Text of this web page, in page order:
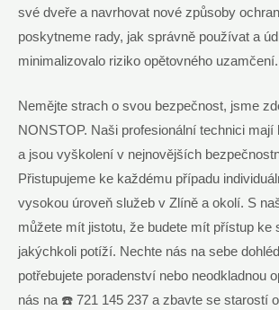
své dveře a navrhovat nové způsoby
poskytneme rady, jak správně používat a
minimalizovalo riziko opětovného uzamčení.
Nemějte strach o svou bezpečnost, jsme
NONSTOP. Naši profesionální technici mají
a jsou vyškolení v nejnovějších
Přistupujeme ke každému případu
vysokou úroveň služeb v Zlíně a okolí. S
můžete mít jistotu, že budete mít přístup ke
jakýchkoli potíží. Nechte nás na sebe
potřebujete poradenství nebo neodkladnou
nás na ☎️ 721 145 237 a zbavte se starostí